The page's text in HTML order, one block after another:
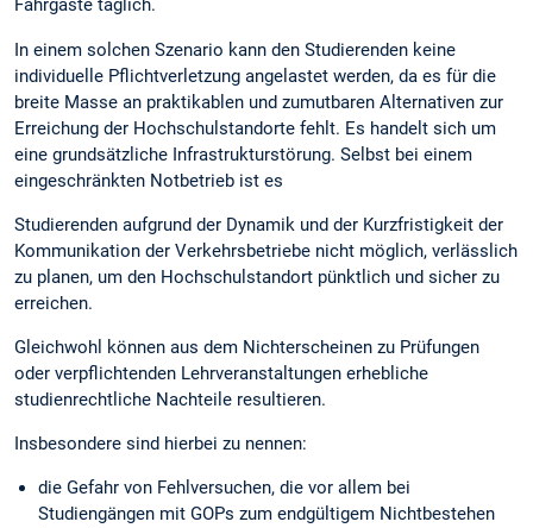
Fahrgäste täglich.
In einem solchen Szenario kann den Studierenden keine
individuelle Pflichtverletzung angelastet werden, da es für die
breite Masse an praktikablen und zumutbaren Alternativen zur
Erreichung der Hochschulstandorte fehlt. Es handelt sich um
eine grundsätzliche Infrastrukturstörung. Selbst bei einem
eingeschränkten Notbetrieb ist es
Studierenden aufgrund der Dynamik und der Kurzfristigkeit der
Kommunikation der Verkehrsbetriebe nicht möglich, verlässlich
zu planen, um den Hochschulstandort pünktlich und sicher zu
erreichen.
Gleichwohl können aus dem Nichterscheinen zu Prüfungen
oder verpflichtenden Lehrveranstaltungen erhebliche
studienrechtliche Nachteile resultieren.
Insbesondere sind hierbei zu nennen:
die Gefahr von Fehlversuchen, die vor allem bei
Studiengängen mit GOPs zum endgültigem Nichtbestehen